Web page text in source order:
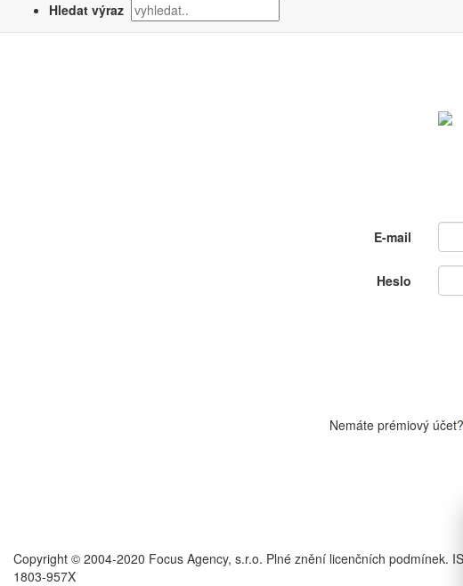
Hledat výraz
E-mail
Heslo
Nemáte prémiový účet?
Copyright © 2004-2020 Focus Agency, s.r.o. Plné znění licenčních podmínek.
1803-957X